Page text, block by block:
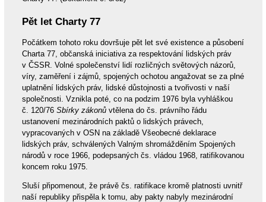
Pět let Charty 77
Počátkem tohoto roku dovršuje pět let své existence a působení
Charta 77, občanská iniciativa za respektování lidských práv
v ČSSR. Volné společenství lidí rozličných světových názorů,
víry, zaměření i zájmů, spojených ochotou angažovat se za plné
uplatnění lidských práv, lidské důstojnosti a tvořivosti v naší
společnosti. Vznikla poté, co na podzim 1976 byla vyhláškou
č. 120/76 Sbírky zákonůvtělena do čs. právního řádu
ustanovení mezinárodních paktů o lidských právech,
vypracovaných v OSN na základě Všeobecné deklarace
lidských práv, schválených Valným shromážděním Spojených
národů v roce 1966, podepsaných čs. vládou 1968, ratifikovanou
koncem roku 1975.
Sluší připomenout, že právě čs. ratifikace kromě platnosti uvnitř
naší republiky přispěla k tomu, aby pakty nabyly mezinárodní